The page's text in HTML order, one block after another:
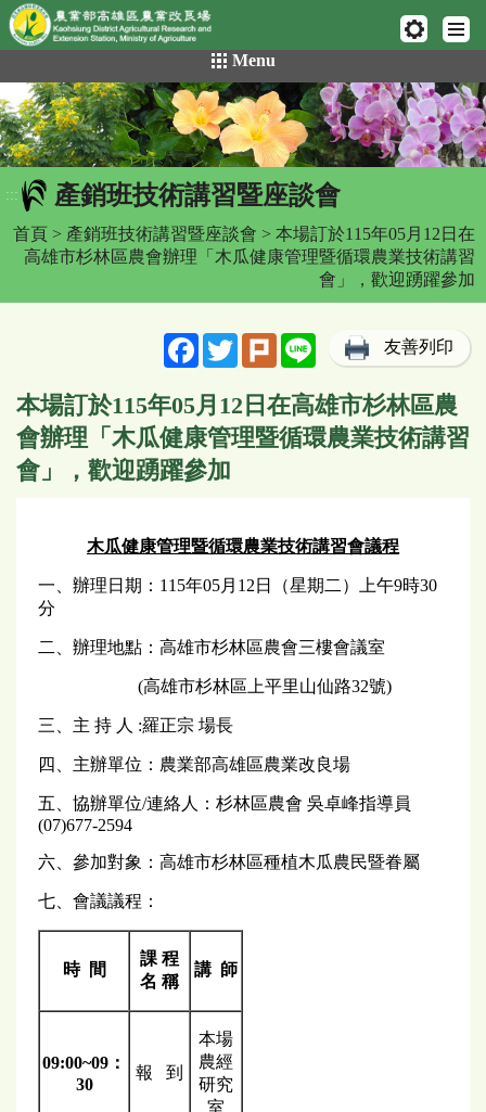
網頁置頂
到
主
要
內
容
區
Menu
::: 產銷班技術講習暨座談會
首頁 > 產銷班技術講習暨座談會 > 本場訂於115年05月12日在
高雄市杉林區農會辦理「木瓜健康管理暨循環農業技術講習
會」，歡迎踴躍參加
FacebookTwitterPlurk Line 友善列印
本場訂於115年05月12日在高雄市杉林區農
會辦理「木瓜健康管理暨循環農業技術講習
會」，歡迎踴躍參加
木瓜健康管理暨循環農業技術講習會議程
一、辦理日期：115年05月12日（星期二）上午9時30
分
二、辦理地點：高雄市杉林區農會三樓會議室
(高雄市杉林區上平里山仙路32號)
三、主 持 人 :羅正宗 場長
四、主辦單位：農業部高雄區農業改良場
五、協辦單位/連絡人：杉林區農會 吳卓峰指導員
(07)677-2594
六、參加對象：高雄市杉林區種植木瓜農民暨眷屬
七、會議議程：
時 間
課 程
名 稱
講 師
09:00~09 ：
30
報 到
本場
農經
研究
室